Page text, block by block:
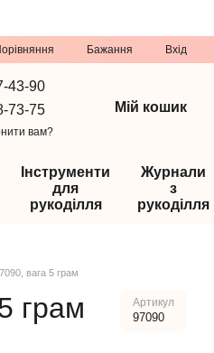
Бажання Вхід
43-90
73-75
вам?
Мій кошик
Інструменти
для
рукоділля
Журнали
з
рукоділля
вага 5 грам
грам Артикул
97090